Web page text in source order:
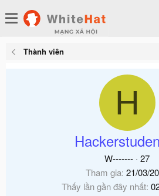
Thành viên
H
W------- · 27
Tham gia 21/03/
Thấy lần gần đây nhất